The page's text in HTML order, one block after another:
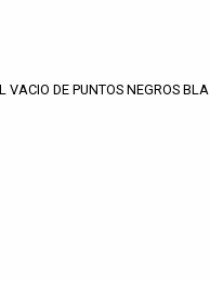
VACIO DE PUNTOS NEGROS BLA